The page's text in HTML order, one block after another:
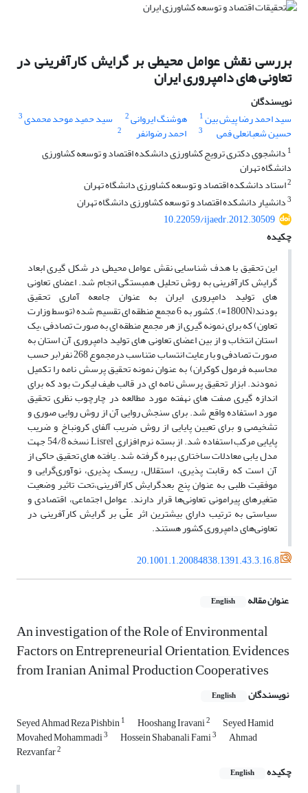
بررسی نقش عوامل محیطی بر گرایش کارآفرینی در
تعاونی های دامپروری ایران
نویسندگان
سید احمد رضا پیش بین1 هوشنگ ایروانی2 سید حمید موحد محمدی3
حسین شعبانعلی فمی 3 احمد رضوانفر
2
1 دانشجوی دکتری ترویج کشاورزی دانشکده اقتصاد و توسعه کشاورزی
دانشگاه تهران
2استاد دانشکده اقتصاد و توسعه کشاورزی دانشگاه تهران
3دانشیار دانشکده اقتصاد و توسعه کشاورزی دانشگاه تهران
10.22059/ijaedr.2012.30509
چکیده
این تحقیق با هدف شناسایی نقش عوامل محیطی در شکل گیری ابعاد
گرایش کارآفرینی به روش تحلیل همبستگی انجام شد. اعضای تعاونی
های تولید دامپروری ایران به عنوان جامعه آماری تحقیق
بودند(1800N=). کشور به 6 مجمع منطقه ای تقسیم شده (توسط وزارت
تعاون) که برای نمونه گیری از هر مجمع منطقه ای به صورت تصادفی ،یک
استان انتخاب و از بین اعضای تعاونی های تولید دامپروری آن استان به
صورت تصادفی و با رعایت انتساب متناسب درمجموع 268 نفر(بر حسب
محاسبه فرمول کوکران) به عنوان نمونه تحقیق پرسش نامه را تکمیل
نمودند. ابزار تحقیق پرسش نامه ای در قالب طیف لیکرت بود که برای
اندازه گیری صفت های نهفته مورد مطالعه در چارچوب نظری تحقیق
مورد استفاده واقع شد. برای سنجش روایی آن از روش روایی صوری و
تشخیصی و برای تعیین پایایی از روش ضریب آلفای کرونباخ و ضریب
پایایی مرکب استفاده شد. از بسته نرم افزاری Lisrel نسخه 54/8 جهت
مدل یابی معادلات ساختاری بهره گرفته شد. یافته های تحقیق حاکی از
آن است که رقابت پذیری، استقلال،‌ ریسک پذیری،‌ نوآوری‌گرایی و
موفقیت طلبی به عنوان پنج بعدگرایش کارآفرینی،تحت تاثیر وضعیت
متغیر‌های پیرامونی تعاونی‌ها قرار دارند. عوامل اجتماعی، اقتصادی و
سیاستی به ترتیب دارای بیشترین اثر علّی بر گرایش کارآفرینی در
تعاونی‌های دامپروری کشور هستند.
20.1001.1.20084838.1391.43.3.16.8
عنوان مقاله English
An investigation of the Role of Environmental
Factors on Entrepreneurial Orientation, Evidences
from Iranian Animal Production Cooperatives
نویسندگان English
Seyed Ahmad Reza Pishbin1 Hooshang Iravani2 Seyed Hamid
Movahed Mohammadi3 Hossein Shabanali Fami3 Ahmad
Rezvanfar2
چکیده English